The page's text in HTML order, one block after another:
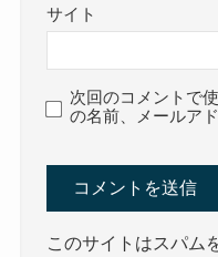
サイト
次回のコメントで
の名前、メールア
このサイトはスパム